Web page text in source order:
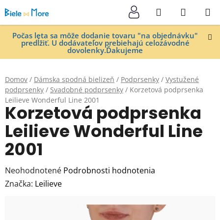
na
obsah
Počas leta sa môže dodanie tovaru "na objednávku"
predĺžiť. U dodávateľov prebiehajú celozávodné
dovolenky.Ďakujeme
Hľadať
KOŠÍK
Domov / Dámska spodná bielizeň / Podprsenky / Vystužené
podprsenky / Svadobné podprsenky / Korzetová podprsenka
Leilieve Wonderful Line 2001
Korzetová podprsenka
Leilieve Wonderful Line
2001
Priemerné
hodnotenie
Neohodnotené Podrobnosti hodnotenia
Značka: Leilieve